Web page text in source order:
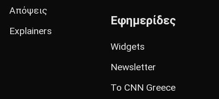
Απόψεις
Explainers
Εφημερίδες
Widgets
Newsletter
Το CNN Greece